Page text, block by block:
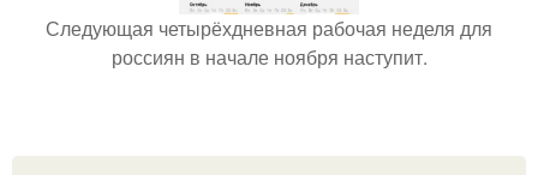
Следующая четырёхдневная рабочая неделя для
россиян в начале ноября наступит.